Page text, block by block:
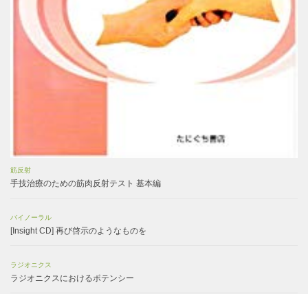
筋反射
手技治療のための筋肉反射テスト 基本編
バイノーラル
[Insight CD] 再び啓示のようなものを
ラジオニクス
ラジオニクスにおけるポテンシー